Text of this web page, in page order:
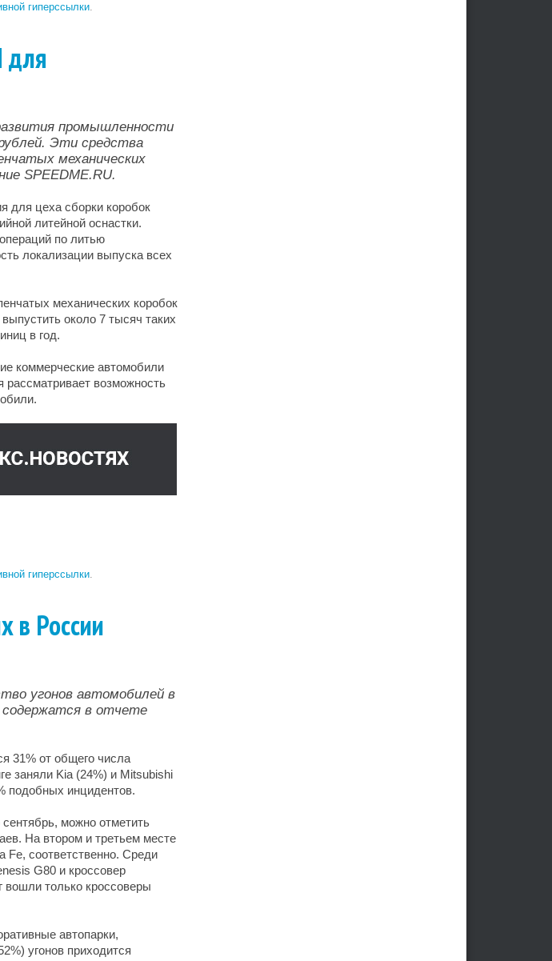
гиперссылки.
для
промышленности
Эти средства
механических
SPEEDME.RU.
для цеха сборки коробок
литейной оснастки.
по литью
локализации выпуска всех
механических коробок
около 7 тысяч таких
в год.
коммерческие автомобили
возможность
гиперссылки.
в России
угонов автомобилей в
содержатся в отчете
31% от общего числа
заняли Kia (24%) и Mitsubishi
подобных инцидентов.
можно отметить
На втором и третьем месте
Fe, соответственно. Среди
G80 и кроссовер
вошли только кроссоверы
автопарки,
угонов приходится